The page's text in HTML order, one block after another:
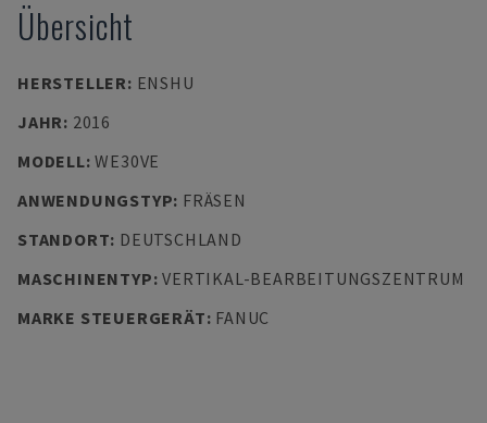
Übersicht
HERSTELLER: ENSHU
JAHR: 2016
MODELL:WE30VE
ANWENDUNGSTYP: FRÄSEN
STANDORT: DEUTSCHLAND
MASCHINENTYP:VERTIKAL-BEARBEITUNGSZENTRUM
MARKE STEUERGERÄT: FANUC